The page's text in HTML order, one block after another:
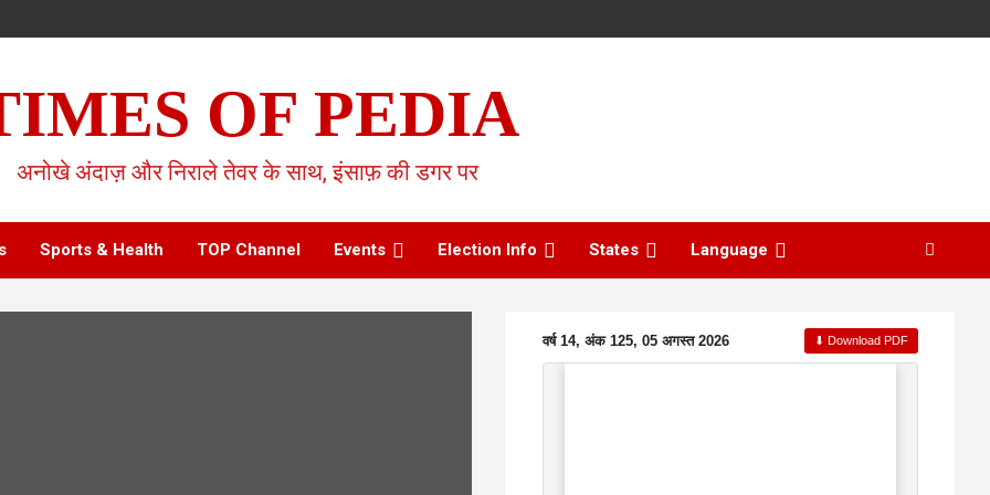
OF PEDIA
अनोखे अंदाज़ और निराले तेवर के साथ, इंसाफ़ की डगर पर
Sports & Health TOP Channel Events Election Info States Language
वर्ष 14, अंक 125, 05 अगस्त 2026 ⬇ Download PDF